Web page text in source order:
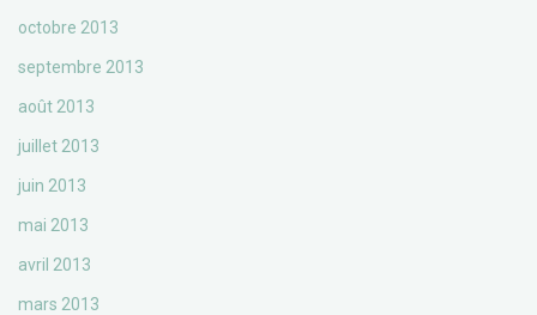
octobre 2013
septembre 2013
août 2013
juillet 2013
juin 2013
mai 2013
avril 2013
mars 2013